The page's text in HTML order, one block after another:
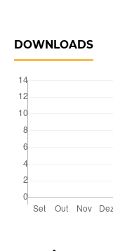
DOWNLOADS